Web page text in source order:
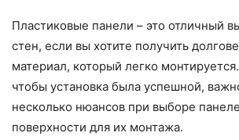
Пластиковые панели – это отличный
стен, если вы хотите получить
материал, который легко
чтобы установка была успешной,
несколько нюансов при выборе
поверхности для их монтажа.